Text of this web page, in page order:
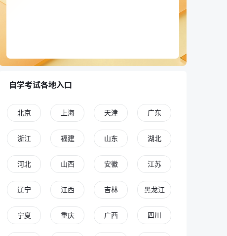
自学考试各地入口
北京 上海 天津 广东
浙江 福建 山东 湖北
河北 山西 安徽 江苏
辽宁 江西 吉林 黑龙江
宁夏 重庆 广西 四川